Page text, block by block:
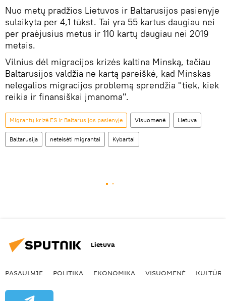
Nuo metų pradžios Lietuvos ir Baltarusijos pasienyje
sulaikyta per 4,1 tūkst. Tai yra 55 kartus daugiau nei
per praėjusius metus ir 110 kartų daugiau nei 2019
metais.
Vilnius dėl migracijos krizės kaltina Minską, tačiau
Baltarusijos valdžia ne kartą pareiškė, kad Minskas
nelegalios migracijos problemą sprendžia "tiek, kiek
reikia ir finansiškai įmanoma".
Migrantų krizė ES ir Baltarusijos pasienyje Visuomenė Lietuva
Baltarusija neteisėti migrantai Kybartai
Lietuva
PASAULYJE POLITIKA EKONOMIKA VISUOMENĖ KULTŪRA